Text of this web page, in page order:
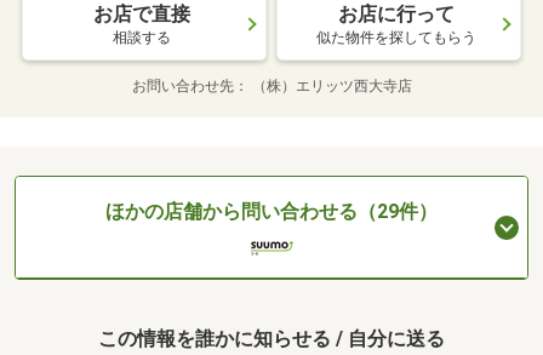
お店で直接
相談する
お店に行って
似た物件を探してもらう
お問い合わせ先 （株）エリッツ西大寺店
ほかの店舗から問い合わせる（29件）
この情報を誰かに知らせる / 自分に送る